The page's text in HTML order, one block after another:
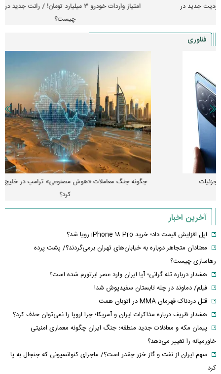
امتیاز واردات خودرو ۳ میلیارد تومان! / رانت جدید در بازار خودرو
فناوری
چگونه جنگ معاملات «هوش مصنوعی» ترامپ در خلیج فارس را نابود
آخرین اخبار
اپل افزایش قیمت داد؛ خرید iPhone ۱۸ Pro رویا شد؟
معتادان متجاهر دوباره به خیابان‌های تهران برمی‌گردند؟/ پشت پرده
رهاسازی چیست؟
هشدار درباره تله گرانی؛ آیا ایران وارد عصر ابرتورم شده است؟
فیلم/ دماوند در چله تابستان سفیدپوش شد!
قتل دردناک قهرمان MMA در اتوبان همت
هشدار ظریف درباره مذاکرات ایران و آمریکا؛ چرا اروپا را نمی‌توان حذف کرد؟
پیمان مکه و معادلات جدید منطقه؛ جنگ ایران چگونه معماری امنیتی
خاورمیانه را تغییر می‌دهد؟
سهم ایران از نفت و گاز خزر چقدر است؟/ ماجرای کنوانسیونی که جنجال به پا
کرد